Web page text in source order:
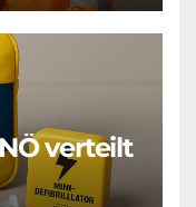
verteilt